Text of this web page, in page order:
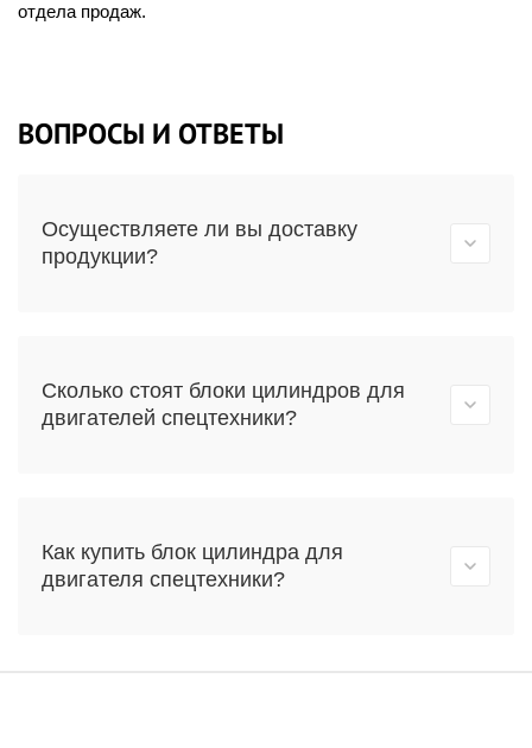
отдела продаж.
ВОПРОСЫ И ОТВЕТЫ
Осуществляете ли вы доставку
продукции?
Сколько стоят блоки цилиндров для
двигателей спецтехники?
Как купить блок цилиндра для
двигателя спецтехники?